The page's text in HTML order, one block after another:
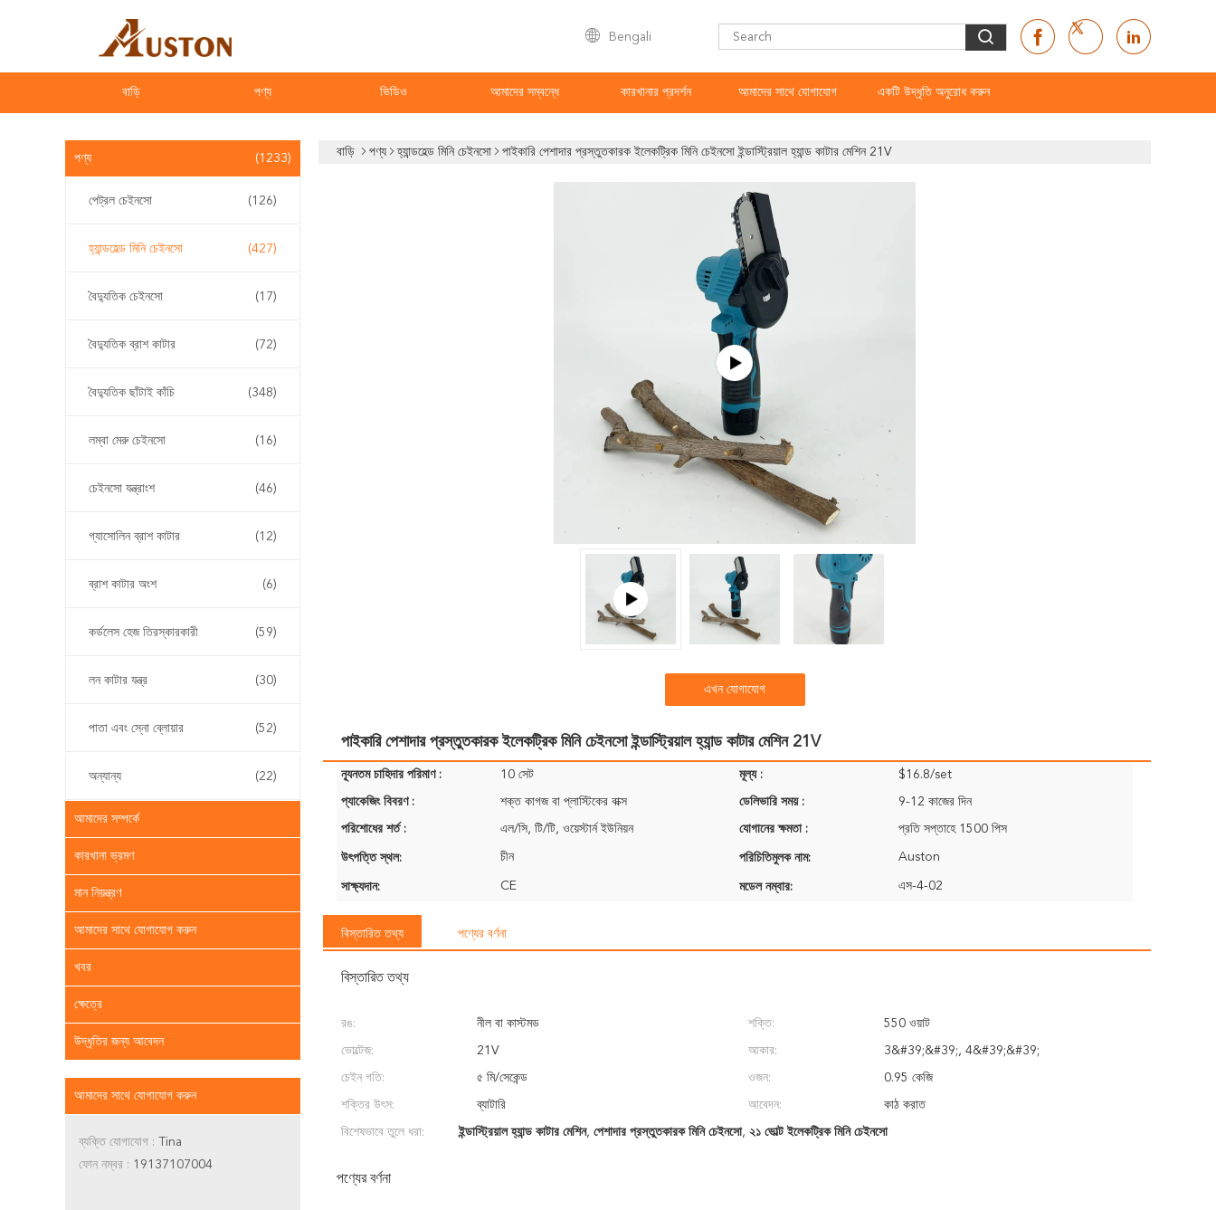
Bengali
বাড়ি পণ্য ভিডিও আমাদের সম্বন্ধে কারখানার প্রদর্শন আমাদের সাথে যোগাযোগ একটি উদ্ধৃতি অনুরোধ করুন
পণ্য (1233)
পেট্রল চেইনসো (126)
হ্যান্ডহেল্ড মিনি চেইনসো (427)
বৈদ্যুতিক চেইনসো (17)
বৈদ্যুতিক ব্রাশ কাটার (72)
বৈদ্যুতিক ছাঁটাই কাঁচি (348)
লম্বা মেরু চেইনসো (16)
চেইনসো যন্ত্রাংশ (46)
গ্যাসোলিন ব্রাশ কাটার (12)
ব্রাশ কাটার অংশ (6)
কর্ডলেস হেজ তিরস্কারকারী (59)
লন কাটার যন্ত্র (30)
পাতা এবং স্নো ব্লোয়ার (52)
অন্যান্য (22)
আমাদের সম্পর্কে
কারখানা ভ্রমণ
মান নিয়ন্ত্রণ
আমাদের সাথে যোগাযোগ করুন
খবর
ক্ষেত্রে
উদ্ধৃতির জন্য আবেদন
আমাদের সাথে যোগাযোগ করুন
ব্যক্তি যোগাযোগ : Tina
ফোন নম্বর : 19137107004
বাড়ি পণ্য হ্যান্ডহেল্ড মিনি চেইনসো পাইকারি পেশাদার প্রস্তুতকারক ইলেকট্রিক মিনি চেইনসো ইন্ডাস্ট্রিয়াল হ্যান্ড কাটার মেশিন 21V
এখন যোগাযোগ
পাইকারি পেশাদার প্রস্তুতকারক ইলেকট্রিক মিনি চেইনসো ইন্ডাস্ট্রিয়াল হ্যান্ড কাটার মেশিন 21V
ন্যূনতম চাহিদার পরিমাণ : 10 সেট মূল্য : $16.8/set
প্যাকেজিং বিবরণ : শক্ত কাগজ বা প্লাস্টিকের বাক্স ডেলিভারি সময় : 9-12 কাজের দিন
পরিশোধের শর্ত : এল/সি, টি/টি, ওয়েস্টার্ন ইউনিয়ন যোগানের ক্ষমতা : প্রতি সপ্তাহে 1500 পিস
উৎপত্তি স্থল: চীন পরিচিতিমুলক নাম: Auston
সাক্ষ্যদান: CE মডেল নম্বার: এস-4-02
বিস্তারিত তথ্য পণ্যের বর্ণনা
বিস্তারিত তথ্য
রঙ: নীল বা কাস্টমড শক্তি: 550 ওয়াট
ভোল্টেজ: 21V আকার: 3&#39;&#39;, 4&#39;&#39;
চেইন গতি: ৫ মি/সেকেন্ড ওজন: 0.95 কেজি
শক্তির উৎস: ব্যাটারি আবেদন: কাঠ করাত
বিশেষভাবে তুলে ধরা: ইন্ডাস্ট্রিয়াল হ্যান্ড কাটার মেশিন, পেশাদার প্রস্তুতকারক মিনি চেইনসো, ২১ ভোল্ট ইলেকট্রিক মিনি চেইনসো
পণ্যের বর্ণনা